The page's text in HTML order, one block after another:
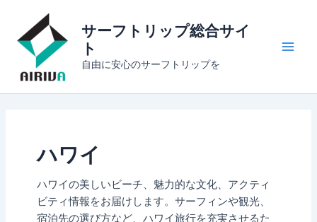
ッ
サーフトリップ総合サイ
ト
自由に安心のサーフトリップを
ハワイ
ハワイの美しいビーチ、魅力的な文化、アクティ
ビティ情報をお届けします。サーフィンや観光、
宿泊先の選び方など、ハワイ旅行を充実させるた